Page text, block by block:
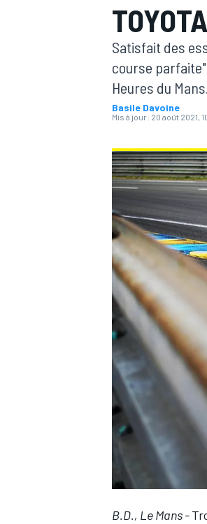
MOTOGP
WRC
Satisfait des
course
Heures du Mans.
Basile Davoine
Mis à jour: 20 août 2021,
B.D., Le Mans -